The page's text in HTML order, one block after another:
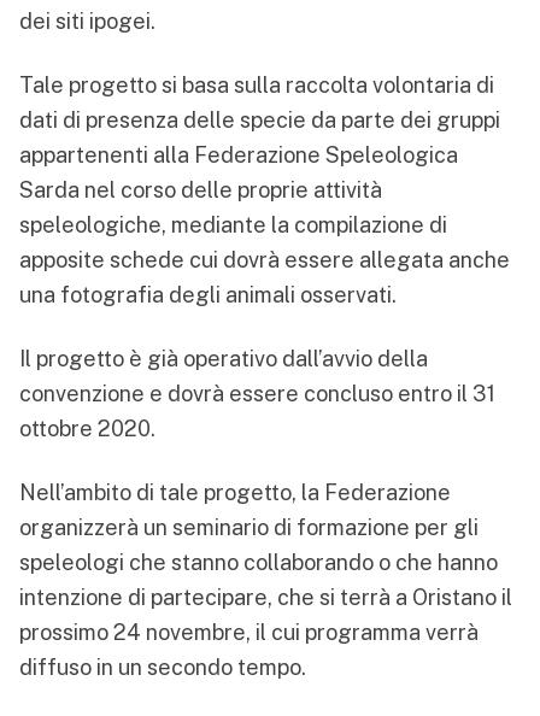
dei siti ipogei.
Tale progetto si basa sulla raccolta volontaria di
dati di presenza delle specie da parte dei gruppi
appartenenti alla Federazione Speleologica
Sarda nel corso delle proprie attività
speleologiche, mediante la compilazione di
apposite schede cui dovrà essere allegata anche
una fotografia degli animali osservati.
Il progetto è già operativo dall’avvio della
convenzione e dovrà essere concluso entro il 31
ottobre 2020.
Nell’ambito di tale progetto, la Federazione
organizzerà un seminario di formazione per gli
speleologi che stanno collaborando o che hanno
intenzione di partecipare, che si terrà a Oristano il
prossimo 24 novembre, il cui programma verrà
diffuso in un secondo tempo.